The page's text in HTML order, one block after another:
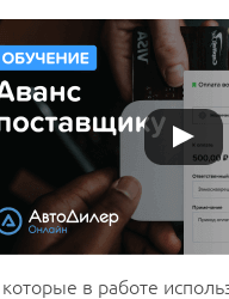
в работе